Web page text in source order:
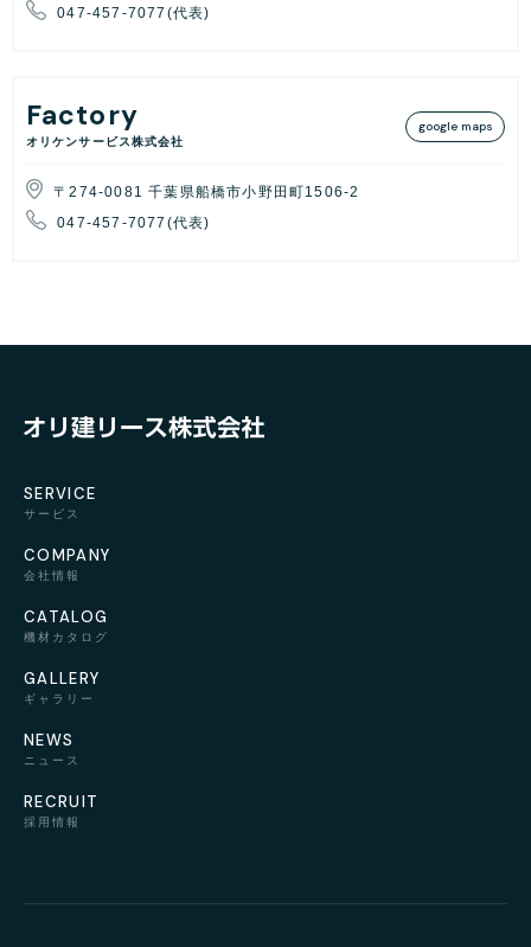
047-457-7077(代表)
Factory
オリケンサービス株式会社
google maps
〒274-0081 千葉県船橋市小野田町1506-2
047-457-7077(代表)
SERVICE
サービス
COMPANY
会社情報
CATALOG
機材カタログ
GALLERY
ギャラリー
NEWS
ニュース
RECRUIT
採用情報